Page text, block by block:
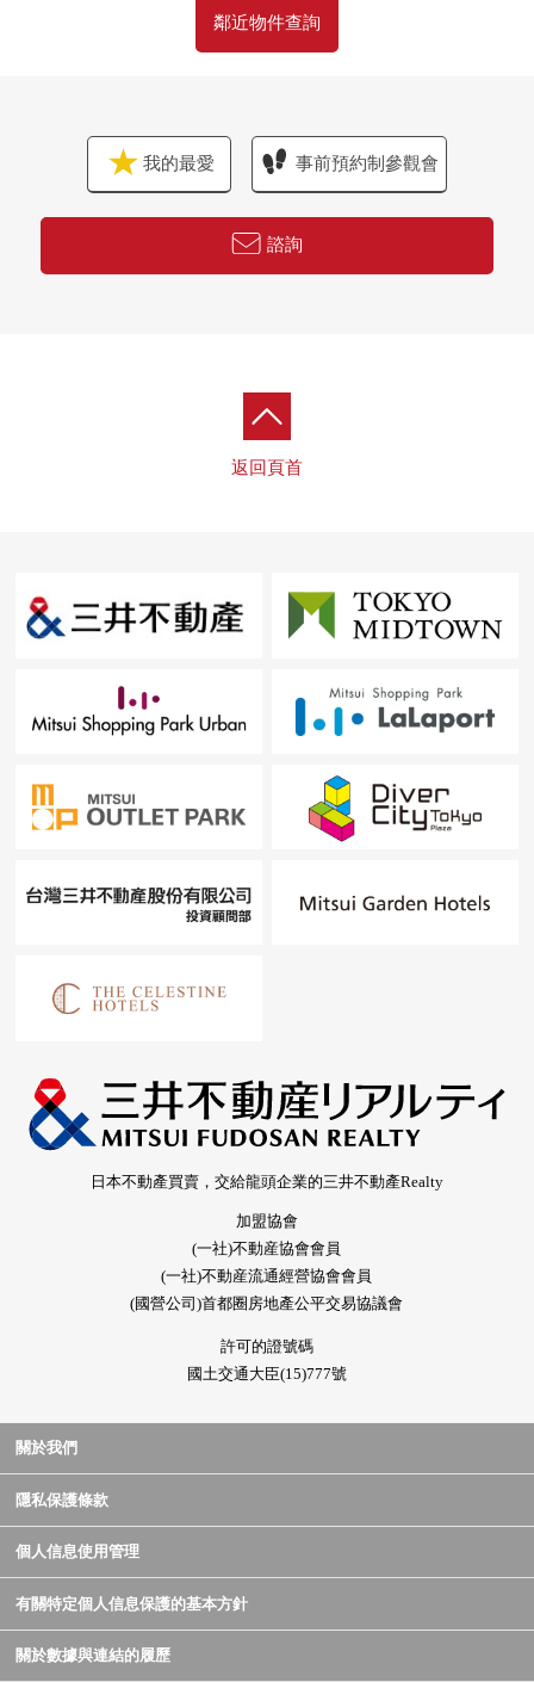
鄰近物件查詢
我的最愛 事前預約制參觀會
諮詢
返回頁首
日本不動產買賣，交給龍頭企業的三井不動產Realty
加盟協會
(一社)不動産協會會員
(一社)不動産流通經營協會會員
(國營公司)首都圈房地產公平交易協議會
許可的證號碼
國土交通大臣(15)777號
關於我們
隱私保護條款
個人信息使用管理
有關特定個人信息保護的基本方針
關於數據與連結的履歷